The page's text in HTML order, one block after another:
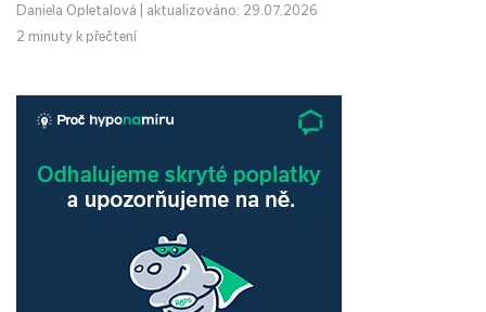
Daniela Opletalová
aktualizováno: 29.07.2026
2 minuty k přečtení